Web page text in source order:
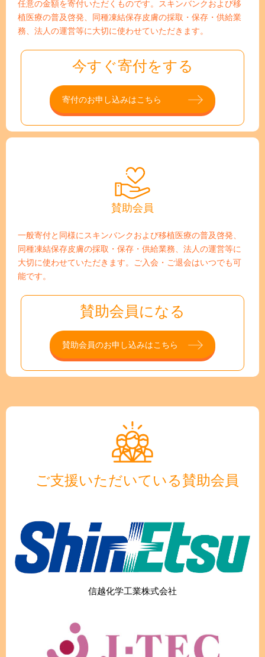
任意の金額を寄付いただくものです。スキンバンクおよび移
植医療の普及啓発、同種凍結保存皮膚の採取・保存・供給業
務、法人の運営等に大切に使わせていただきます。
今すぐ寄付をする
寄付のお申し込みはこちら
賛助会員
一般寄付と同様にスキンバンクおよび移植医療の普及啓発、
同種凍結保存皮膚の採取・保存・供給業務、法人の運営等に
大切に使わせていただきます。ご入会・ご退会はいつでも可
能です。
賛助会員になる
賛助会員のお申し込みはこちら
ご支援いただいている賛助会員
信越化学工業株式会社